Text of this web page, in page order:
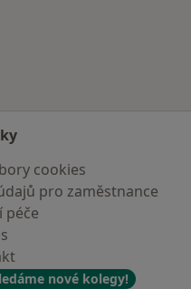
cookies
pro zaměstnance
péče
nové kolegy!